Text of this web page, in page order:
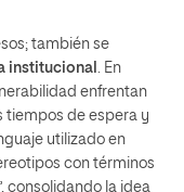
también se
institucional
. En
enfrentan
tiempos de espera y
utilizado en
con términos
consolidando la idea